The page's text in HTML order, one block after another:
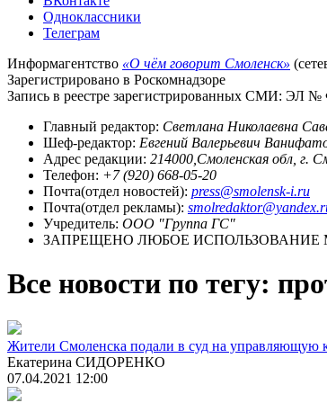
Одноклассники
Телеграм
Информагентство «О чём говорит Смоленск»
Зарегистрировано в Роскомнадзоре
Запись в реестре зарегистрированных СМИ: ЭЛ №
Главный редактор: Светлана Николаевна
Шеф-редактор: Евгений Валерьевич
Адрес редакции: 214000,Смоленская обл, г.
Телефон: +7 (920) 668-05-20
Почта(отдел новостей): press@smolensk-i.ru
Почта(отдел рекламы):
Учредитель: ООО "Группа ГС"
ЗАПРЕЩЕНО ЛЮБОЕ ИСПОЛЬЗОВАНИЕ
Все новости по тегу:
Жители Смоленска подали в суд на управляющую
Екатерина СИДОРЕНКО
07.04.2021 12:00